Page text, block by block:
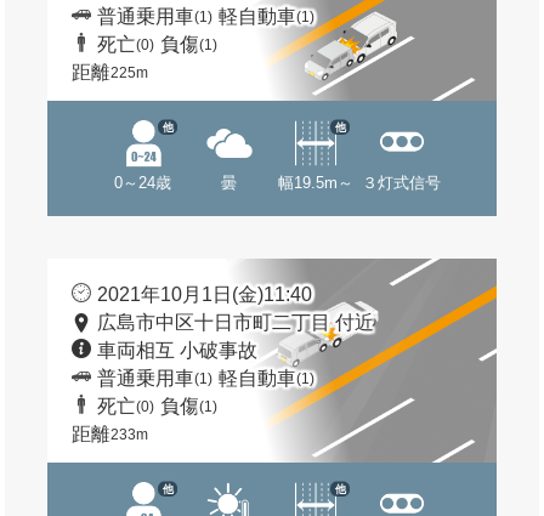
普通乗用車(1) 軽自動車(1)
死亡(0) 負傷(1)
距離225m
0～24歳
他
曇 幅19.5m～
他
３灯式信号
2021年10月1日(金)11:40
広島市中区十日市町二丁目 付近
車両相互 小破事故
普通乗用車(1) 軽自動車(1)
死亡(0) 負傷(1)
距離233m
他 他